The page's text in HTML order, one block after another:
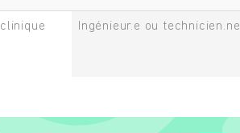
Ingénieur.e ou technicien.ne